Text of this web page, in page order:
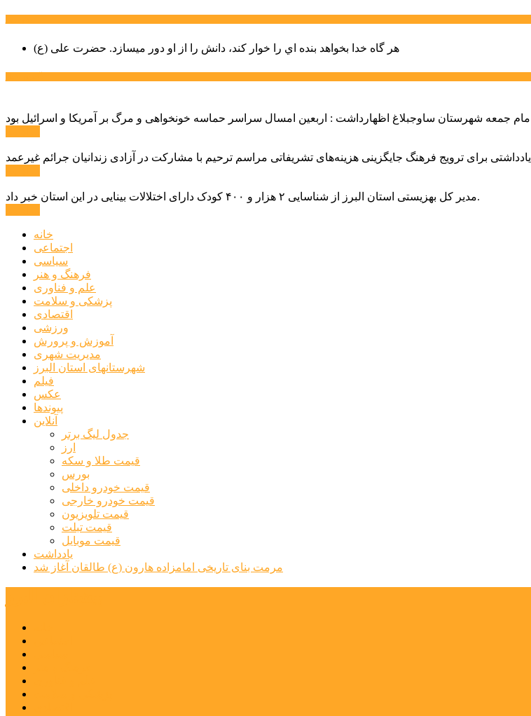
هر گاه خدا بخواهد بنده اي را خوار كند، دانش را از او دور میسازد. حضرت علی (ع)
یادداشتی برای ترویج فرهنگ جایگزینی هزینه‌های تشریفاتی مراسم ترحیم با مشارکت در آزادی زندانیان جرائم غیرعمد
مدیر کل بهزیستی استان البرز از شناسایی ۲ هزار و ۴۰۰ کودک دارای اختلالات بینایی در این استان خبر داد.
خانه
اجتماعی
سیاسی
فرهنگ و هنر
علم و فناوری
پزشکی و سلامت
اقتصادی
ورزشی
آموزش و پرورش
مدیریت شهری
شهرستانهای استان البرز
فیلم
عکس
پیوندها
آنلاین
جدول لیگ برتر
ارز
قیمت طلا و سکه
بورس
قیمت خودرو داخلی
قیمت خودرو خارجی
قیمت تلویزیون
قیمت تبلت
قیمت موبایل
یادداشت
مرمت بنای تاریخی امامزاده هارون (ع) طالقان آغاز شد